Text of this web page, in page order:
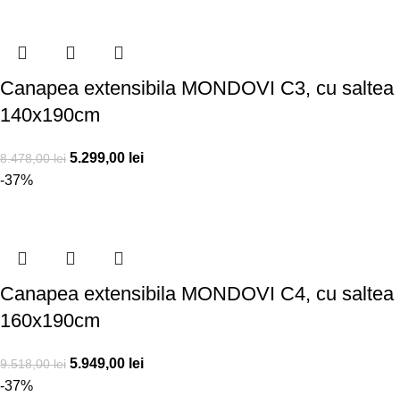
Canapea extensibila MONDOVI C3, cu saltea
140x190cm
8.478,00lei 5.299,00 lei
-37%
Canapea extensibila MONDOVI C4, cu saltea
160x190cm
9.518,00lei 5.949,00 lei
-37%